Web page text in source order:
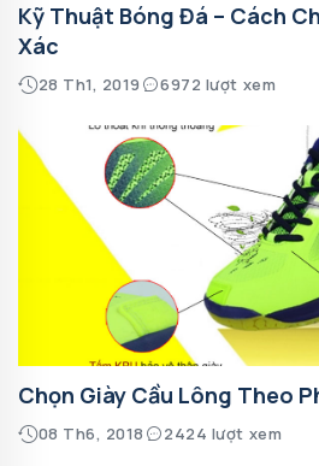
Kỹ Thuật Bóng Đá – Cách
Xác
28 Th1, 2019 6972 lượt xem
Chọn Giày Cầu Lông Theo
08 Th6, 2018 2424 lượt xem